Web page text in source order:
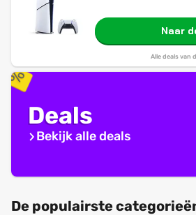
Naar
Alle deals van
Deals
Bekijk alle deals
De populairste